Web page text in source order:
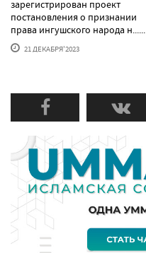
зарегистрирован проект
постановления о признании
права ингушского народа н......
21 ДЕКАБРЯ'2023